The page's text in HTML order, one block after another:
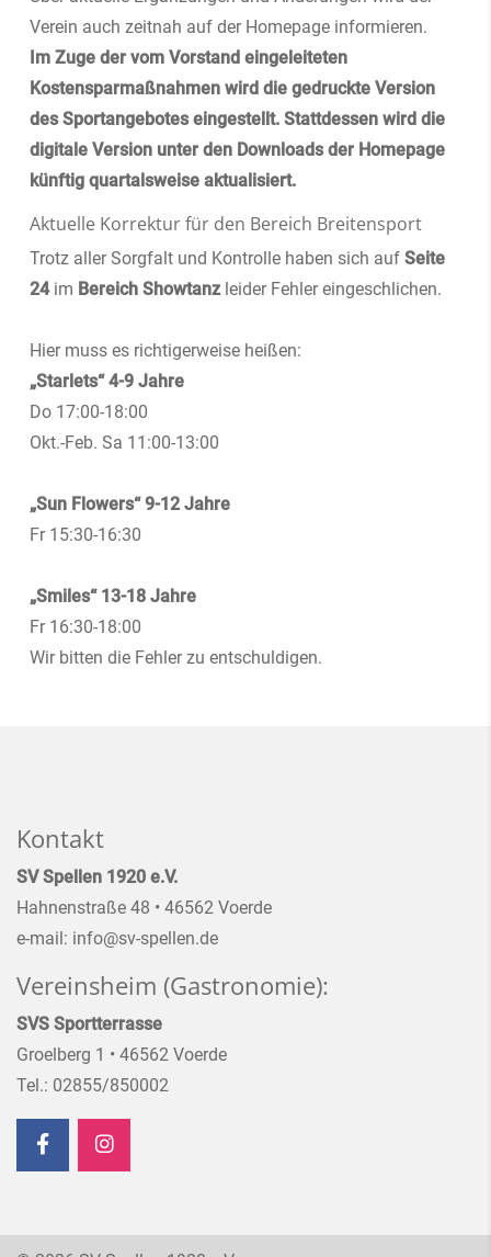
Verein auch zeitnah auf der Homepage informieren.
Im Zuge der vom Vorstand eingeleiteten
Kostensparmaßnahmen wird die gedruckte Version
des Sportangebotes eingestellt. Stattdessen wird die
digitale Version unter den Downloads der Homepage
künftig quartalsweise aktualisiert.
Aktuelle Korrektur für den Bereich Breitensport
Trotz aller Sorgfalt und Kontrolle haben sich auf Seite
24 im Bereich Showtanz leider Fehler eingeschlichen.
Hier muss es richtigerweise heißen:
„Starlets“ 4-9 Jahre
Do 17:00-18:00
Okt.-Feb. Sa 11:00-13:00
„Sun Flowers“ 9-12 Jahre
Fr 15:30-16:30
„Smiles“ 13-18 Jahre
Fr 16:30-18:00
Wir bitten die Fehler zu entschuldigen.
Kontakt
SV Spellen 1920 e.V.
Hahnenstraße 48 • 46562 Voerde
e-mail: info@sv-spellen.de
Vereinsheim (Gastronomie):
SVS Sportterrasse
Groelberg 1 • 46562 Voerde
Tel.: 02855/850002